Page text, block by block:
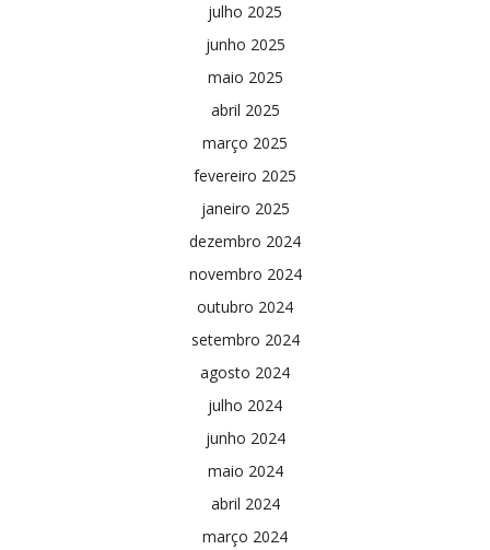
julho 2025
junho 2025
maio 2025
abril 2025
março 2025
fevereiro 2025
janeiro 2025
dezembro 2024
novembro 2024
outubro 2024
setembro 2024
agosto 2024
julho 2024
junho 2024
maio 2024
abril 2024
março 2024